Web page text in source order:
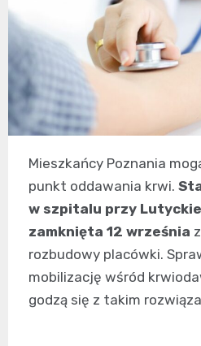
Mieszkańcy Poznania
punkt oddawania krwi.
w szpitalu przy
zamknięta 12 września
rozbudowy placówki.
mobilizację wśród
godzą się z takim